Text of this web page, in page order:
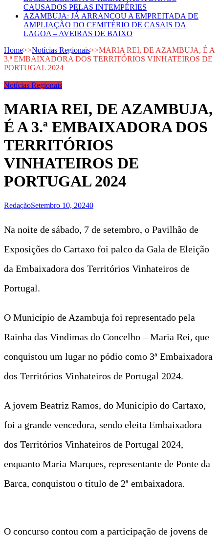
CAUSADOS PELAS INTEMPÉRIES
AZAMBUJA: JÁ ARRANCOU A EMPREITADA DE
AMPLIAÇÃO DO CEMITÉRIO DE CASAIS DA
LAGOA – AVEIRAS DE BAIXO
Home>>Notícias Regionais>>MARIA REI, DE AZAMBUJA, É A
3.ª EMBAIXADORA DOS TERRITÓRIOS VINHATEIROS DE
PORTUGAL 2024
Notícias Regionais
MARIA REI, DE AZAMBUJA,
É A 3.ª EMBAIXADORA DOS
TERRITÓRIOS
VINHATEIROS DE
PORTUGAL 2024
RedaçãoSetembro 10, 20240
Na noite de sábado, 7 de setembro, o Pavilhão de
Exposições do Cartaxo foi palco da Gala de Eleição
da Embaixadora dos Territórios Vinhateiros de
Portugal.
O Município de Azambuja foi representado pela
Rainha das Vindimas do Concelho – Maria Rei, que
conquistou um lugar no pódio como 3ª Embaixadora
dos Territórios Vinhateiros de Portugal 2024.
A jovem Beatriz Ramos, do Município do Cartaxo,
foi a grande vencedora, sendo eleita Embaixadora
dos Territórios Vinhateiros de Portugal 2024,
enquanto Maria Marques, representante de Ponte da
Barca, conquistou o título de 2ª embaixadora.
O concurso contou com a participação de jovens de